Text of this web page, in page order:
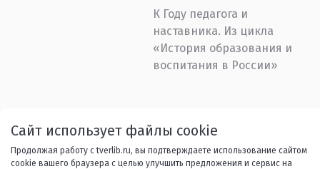
К Году педагога и
наставника. Из цикла
«История образования и
воспитания в России»
Назад ...
26 27 ... 53 Вперед
Сайт использует файлы cookie
Продолжая работу с tverlib.ru, вы подтверждаете использование сайтом
cookie вашего браузера с целью улучшить предложения и сервис на